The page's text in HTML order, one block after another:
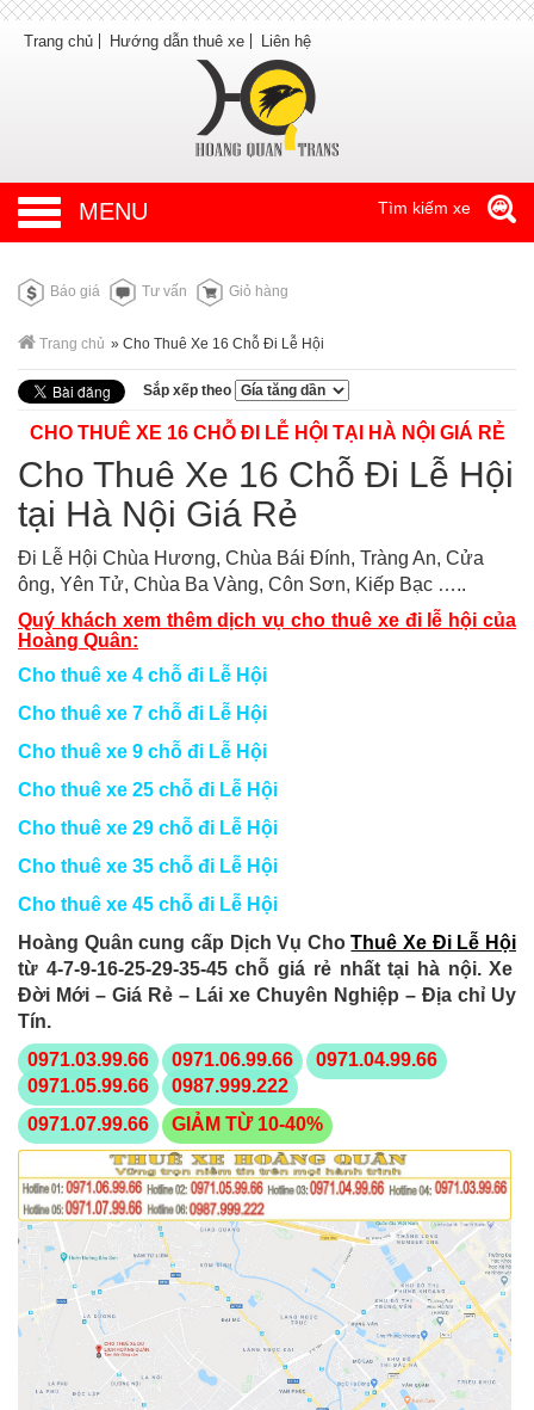
Trang chủ Hướng dẫn thuê xe Liên hệ
MENU Tìm kiếm xe
Báo giá Tư vấn Giỏ hàng
Trang chủ » Cho Thuê Xe 16 Chỗ Đi Lễ Hội
Sắp xếp theo
CHO THUÊ XE 16 CHỖ ĐI LỄ HỘI TẠI HÀ NỘI GIÁ RẺ
Cho Thuê Xe 16 Chỗ Đi Lễ Hội
tại Hà Nội Giá Rẻ
Đi Lễ Hội Chùa Hương, Chùa Bái Đính, Tràng An, Cửa
ông, Yên Tử, Chùa Ba Vàng, Côn Sơn, Kiếp Bạc …..
Quý khách xem thêm dịch vụ cho thuê xe đi lễ hội của
Hoàng Quân:
Cho thuê xe 4 chỗ đi Lễ Hội
Cho thuê xe 7 chỗ đi Lễ Hội
Cho thuê xe 9 chỗ đi Lễ Hội
Cho thuê xe 25 chỗ đi Lễ Hội
Cho thuê xe 29 chỗ đi Lễ Hội
Cho thuê xe 35 chỗ đi Lễ Hội
Cho thuê xe 45 chỗ đi Lễ Hội
Hoàng Quân cung cấp Dịch Vụ ChoThuê Xe Đi Lễ Hội
từ 4-7-9-16-25-29-35-45 chỗ giá rẻ nhất tại hà nội. Xe
Đời Mới – Giá Rẻ – Lái xe Chuyên Nghiệp – Địa chỉ Uy
Tín.
0971.03.99.66
0971.06.99.66
0971.04.99.66
0971.05.99.66
0987.999.222
0971.07.99.66
GIẢM TỪ 10-40%